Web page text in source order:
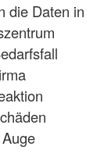
die Daten in